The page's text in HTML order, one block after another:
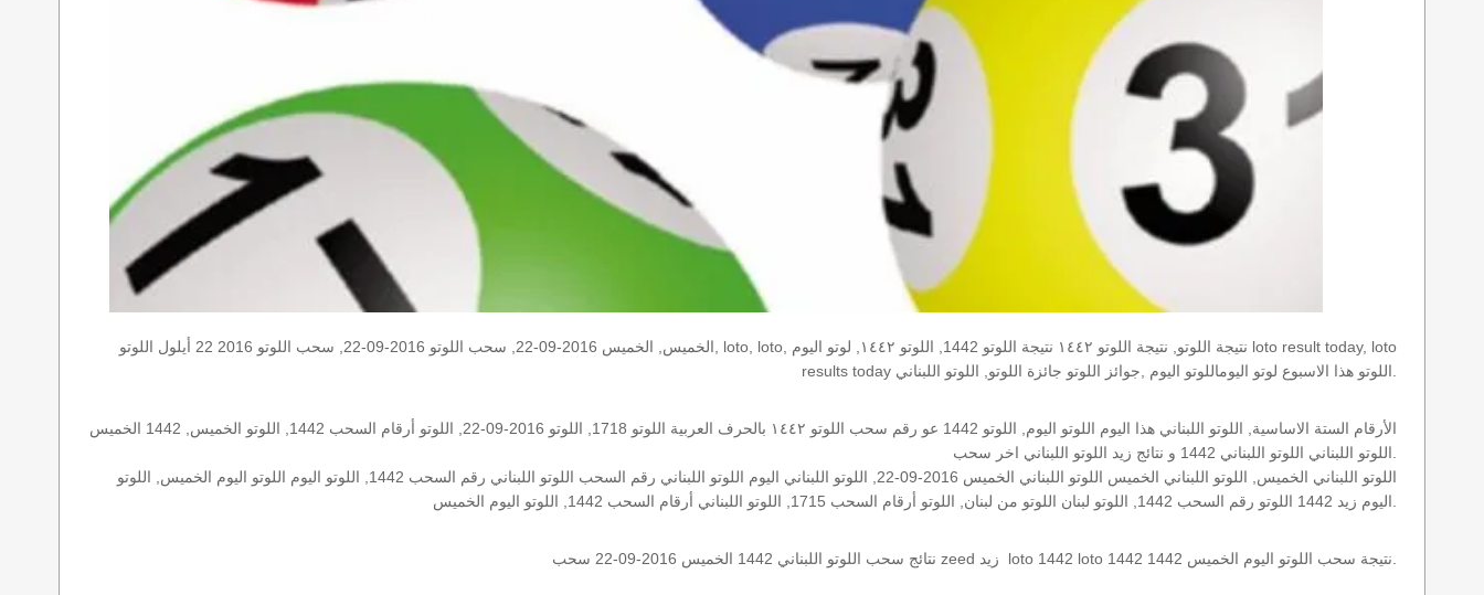
الخميس, الخميس 2016-09-22, سحب اللوتو 2016-09-22, سحب اللوتو 2016 22 أيلول اللوتو, loto, loto, نتيجة اللوتو, نتيجة اللوتو ١٤٤٢ نتيجة اللوتو 1442, اللوتو ١٤٤٢, لوتو اليوم loto result today, loto
الأرقام الستة الاساسية, اللوتو اللبناني هذا اليوم اللوتو اليوم, اللوتو 1442 عو رقم سحب اللوتو ١٤٤٢ بالحرف العربية اللوتو 1718, اللوتو 2016-09-22, اللوتو أرقام السحب 1442, اللوتو الخميس, 1442 الخميس
اللوتو اللبناني الخميس, اللوتو اللبناني الخميس اللوتو اللبناني الخميس 2016-09-22, اللوتو اللبناني اليوم اللوتو اللبناني رقم السحب اللوتو اللبناني رقم السحب 1442, اللوتو اليوم اللوتو اليوم الخميس, اللوتو